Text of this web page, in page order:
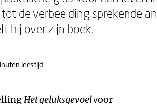
de verbeelding sprekende
hij over zijn boek.
leestijd
Het geluksgevoelvoor